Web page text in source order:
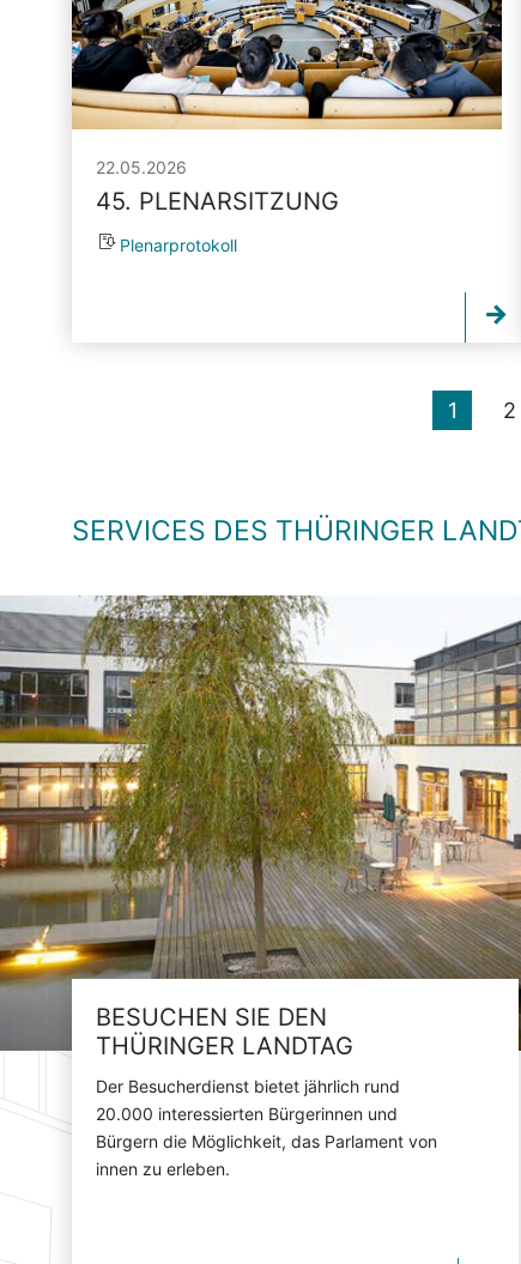
22.05.2026
45. PLENARSITZUNG
Plenarprotokoll
1 2
SERVICES DES THÜRINGER
BESUCHEN SIE DEN
THÜRINGER LANDTAG
Der Besucherdienst bietet jährlich rund
20.000 interessierten Bürgerinnen und
Bürgern die Möglichkeit, das Parlament von
innen zu erleben.